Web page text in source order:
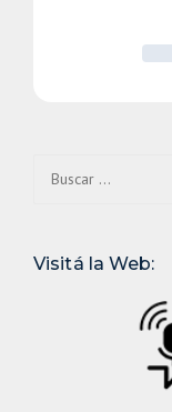
Visitá la Web: